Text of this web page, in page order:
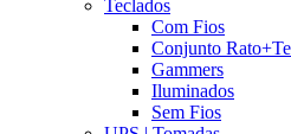
Teclados
Com Fios
Conjunto
Gammers
Iluminados
Sem Fios